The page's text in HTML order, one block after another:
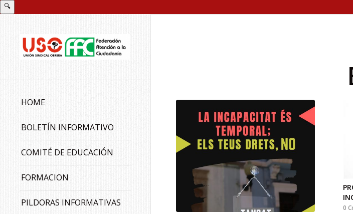
🔍
HOME
BOLETÍN INFORMATIVO
COMITÉ DE EDUCACIÓN
FORMACION
PILDORAS INFORMATIVAS 0